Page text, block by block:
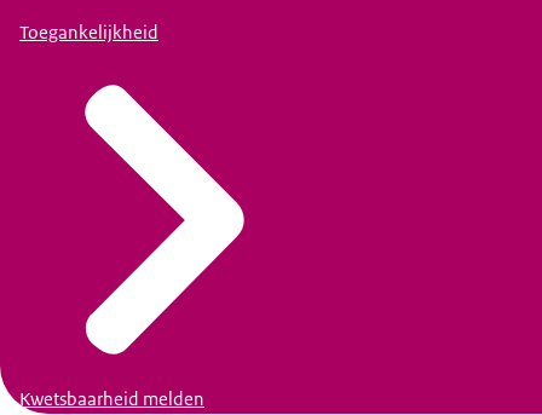
Toegankelijkheid
Kwetsbaarheid melden